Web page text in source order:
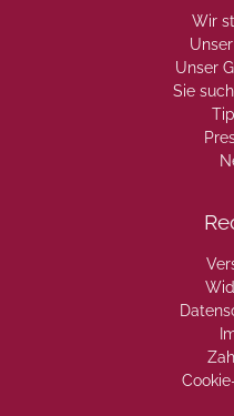
Wir
Unser
Sie